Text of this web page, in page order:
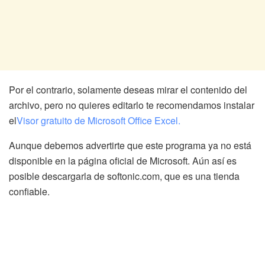
Por el contrario, solamente deseas mirar el contenido del
archivo, pero no quieres editarlo te recomendamos instalar
elVisor gratuito de Microsoft Office Excel.
Aunque debemos advertirte que este programa ya no está
disponible en la página oficial de Microsoft. Aún así es
posible descargarla de softonic.com, que es una tienda
confiable.